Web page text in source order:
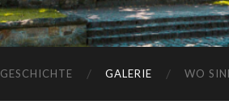
GESCHICHTE GALERIE WO